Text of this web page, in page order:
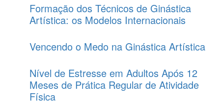
Formação dos Técnicos de Ginástica
Artística: os Modelos Internacionais
Vencendo o Medo na Ginástica Artística
Nível de Estresse em Adultos Após 12
Meses de Prática Regular de Atividade
Física